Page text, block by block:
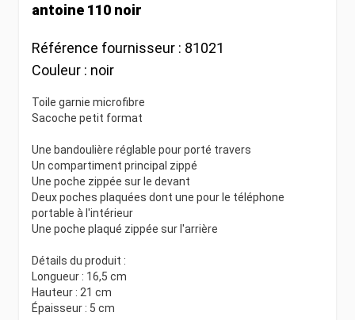
antoine 110 noir
Référence fournisseur : 81021
Couleur : noir
Toile garnie microfibre
Sacoche petit format
Une bandoulière réglable pour porté travers
Un compartiment principal zippé
Une poche zippée sur le devant
Deux poches plaquées dont une pour le téléphone
portable à l'intérieur
Une poche plaqué zippée sur l'arrière
Détails du produit :
Longueur : 16,5 cm
Hauteur : 21 cm
Épaisseur : 5 cm